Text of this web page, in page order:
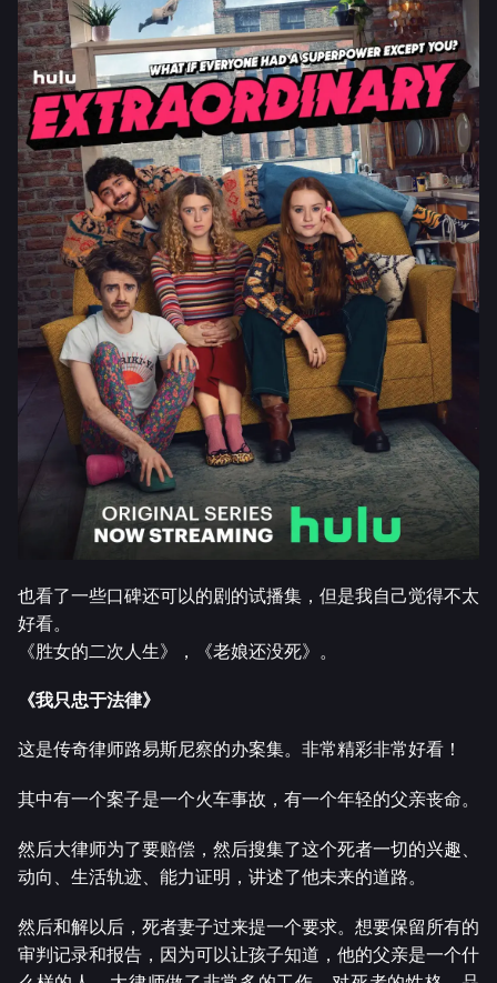
也看了一些口碑还可以的剧的试播集，但是我自己觉得不太
好看。
《胜女的二次人生》，《老娘还没死》。
《我只忠于法律》
这是传奇律师路易斯尼察的办案集。非常精彩非常好看！
其中有一个案子是一个火车事故，有一个年轻的父亲丧命。
然后大律师为了要赔偿，然后搜集了这个死者一切的兴趣、
动向、生活轨迹、能力证明，讲述了他未来的道路。
然后和解以后，死者妻子过来提一个要求。想要保留所有的
审判记录和报告，因为可以让孩子知道，他的父亲是一个什